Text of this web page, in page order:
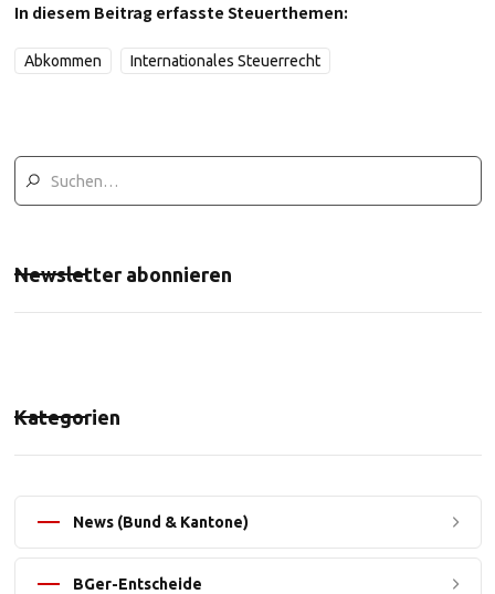
In diesem Beitrag erfasste Steuerthemen:
Abkommen Internationales Steuerrecht
Newsletter abonnieren
Kategorien
News (Bund & Kantone)
BGer-Entscheide